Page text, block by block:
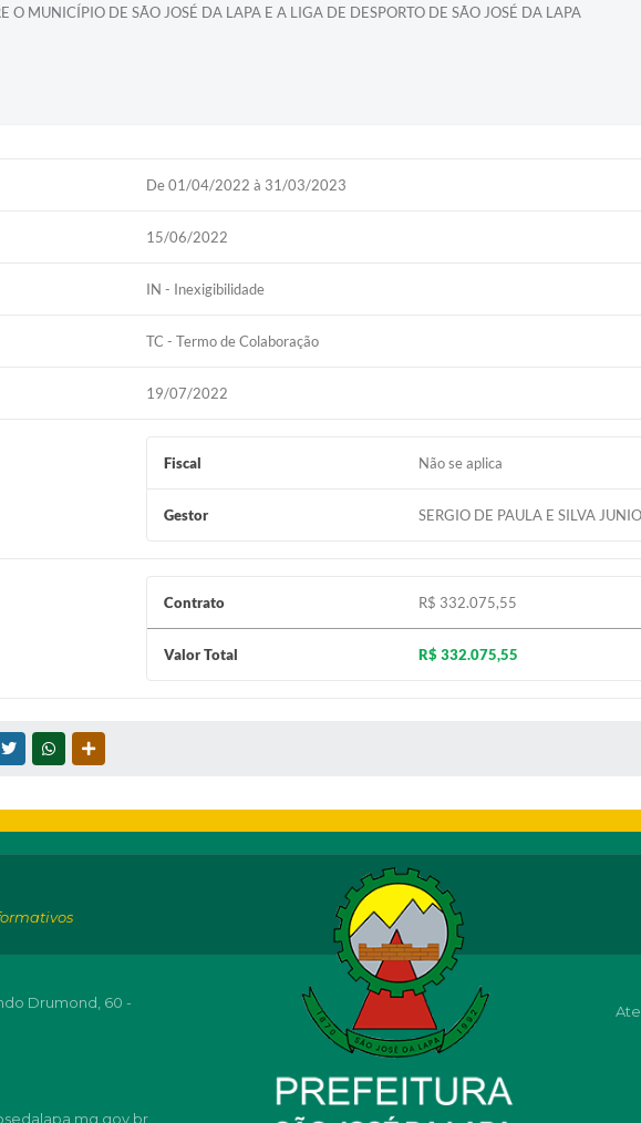
O MUNICÍPIO DE SÃO JOSÉ DA LAPA E A LIGA DE DESPORTO DE SÃO JOSÉ DA LAPA
De 01/04/2022 à 31/03/2023
15/06/2022
IN - Inexigibilidade
TC - Termo de Colaboração
19/07/2022
Fiscal
Não se aplica
Gestor SERGIO DE PAULA E SILVA
Contrato
R$ 332.075,55
Valor Total R$ 332.075,55
TWITTERWHATSAPP
Drumond, 60 -